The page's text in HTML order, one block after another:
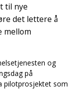
til nye
det lettere å
mellom
og
på
pilotprosjektet som